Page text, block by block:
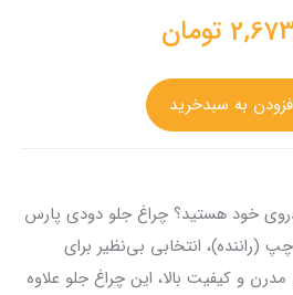
تومان
خود هستید؟ چراغ جلو دودی پارس
انتخابی بی‌نظیر برای
و کیفیت بالا، این چراغ جلو علاوه